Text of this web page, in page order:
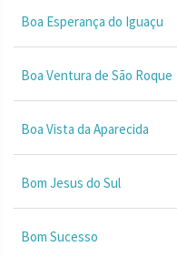
Boa Esperança do Iguaçu
Boa Ventura de São Roque
Boa Vista da Aparecida
Bom Jesus do Sul
Bom Sucesso